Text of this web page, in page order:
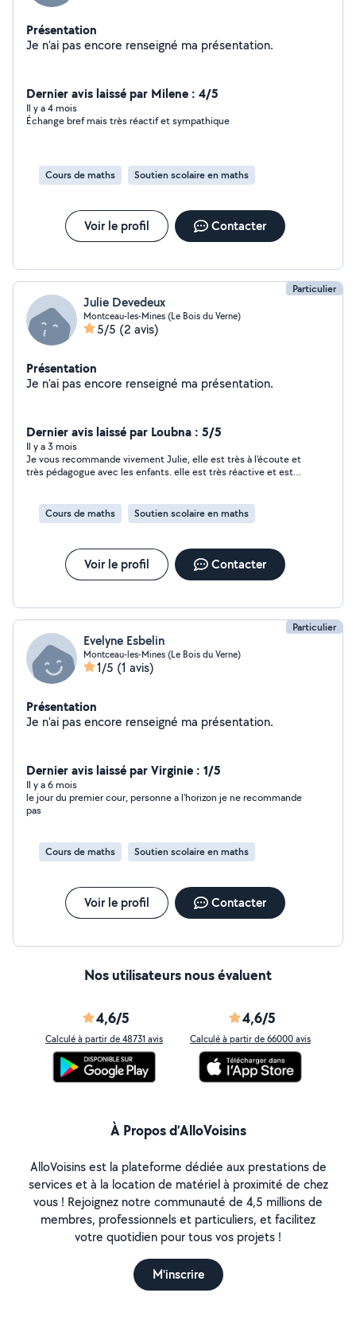
Présentation
Je n'ai pas encore renseigné ma présentation.
Dernier avis laissé par Milene : 4/5
Il y a 4 mois
Échange bref mais très réactif et sympathique
Cours de maths Soutien scolaire en maths
Voir le profil Contacter
Particulier
Julie Devedeux
Montceau-les-Mines (Le Bois du Verne)
5/5 (2 avis)
Présentation
Je n'ai pas encore renseigné ma présentation.
Dernier avis laissé par Loubna : 5/5
Il y a 3 mois
Je vous recommande vivement Julie, elle est très à l'écoute et
très pédagogue avec les enfants. elle est très réactive et est
Cours de maths
Soutien scolaire en maths
Voir le profil Contacter
Particulier
Evelyne Esbelin
Montceau-les-Mines (Le Bois du Verne)
1/5 (1 avis)
Présentation
Je n'ai pas encore renseigné ma présentation.
Dernier avis laissé par Virginie : 1/5
Il y a 6 mois
le jour du premier cour, personne a l'horizon je ne recommande
pas
Cours de maths Soutien scolaire en maths
Voir le profil Contacter
Nos utilisateurs nous évaluent
4,6/5
Calculé à partir de 48731 avis
4,6/5
Calculé à partir de 66000 avis
À Propos d’AlloVoisins
AlloVoisins est la plateforme dédiée aux prestations de
services et à la location de matériel à proximité de chez
vous ! Rejoignez notre communauté de 4,5 millions de
membres, professionnels et particuliers, et facilitez
votre quotidien pour tous vos projets !
M'inscrire